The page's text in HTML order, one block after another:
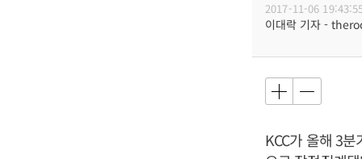
2017-11-06
이대락 기자 -
KCC가 올해 3